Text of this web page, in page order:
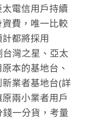
電信用戶持續
費，唯一比較
都將採用
灣之星、亞太
本的基地台、
業者基地台(詳
兩小業者用戶
一分貨，考量